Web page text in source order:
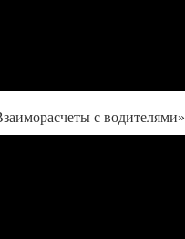
с водителями»